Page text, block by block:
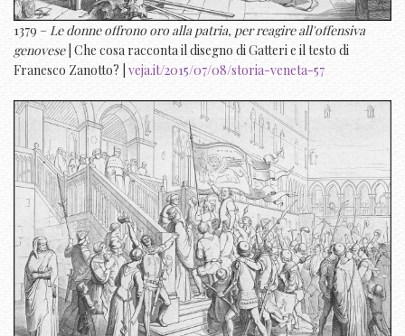
1379 – Le donne offrono oro alla patria, per reagire all'offensiva
genovese| Che cosa racconta il disegno di Gatteri e il testo di
Franesco Zanotto? | veja.it/2015/07/08/storia-veneta-57